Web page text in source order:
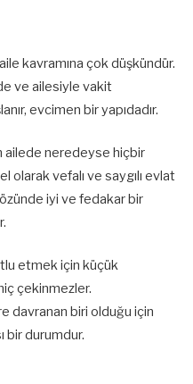
kavramına çok düşkündür.
ve ailesiyle vakit
evcimen bir yapıdadır.
ailede neredeyse hiçbir
olarak vefalı ve saygılı evlat
iyi ve fedakar bir
etmek için küçük
çekinmezler.
davranan biri olduğu için
bir durumdur.